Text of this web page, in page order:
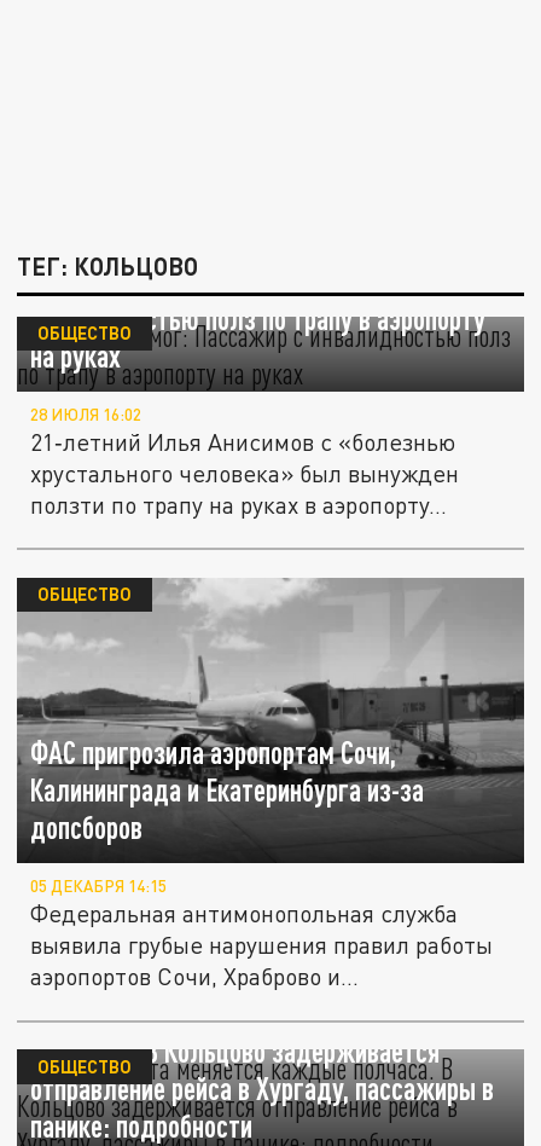
ТЕГ: КОЛЬЦОВО
"Никто не помог": Пассажир с
инвалидностью полз по трапу в аэропорту
на руках
ОБЩЕСТВО
28 ИЮЛЯ 16:02
21‑летний Илья Анисимов с «болезнью
хрустального человека» был вынужден
ползти по трапу на руках в аэропорту...
ФАС пригрозила аэропортам Сочи,
Калининграда и Екатеринбурга из-за
допсборов
ОБЩЕСТВО
05 ДЕКАБРЯ 14:15
Федеральная антимонопольная служба
выявила грубые нарушения правил работы
аэропортов Сочи, Храброво и...
"Время вылета меняется каждые
полчаса". В Кольцово задерживается
отправление рейса в Хургаду, пассажиры в
панике: подробности
ОБЩЕСТВО